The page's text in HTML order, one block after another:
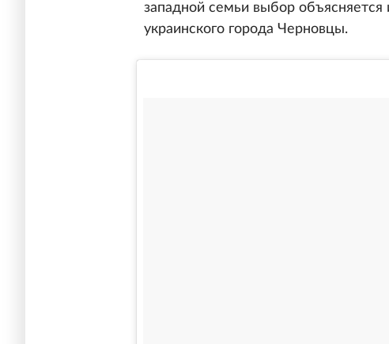
западной семьи выбор
украинского города Черновцы.